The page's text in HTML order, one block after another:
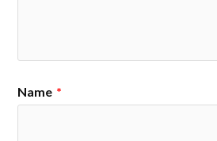
Name *